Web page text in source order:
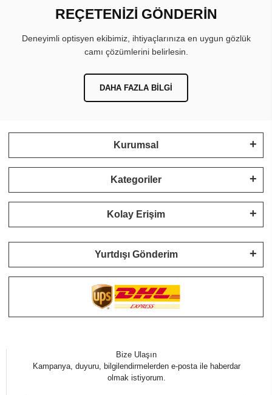
REÇETENİZİ GÖNDERİN
Deneyimli optisyen ekibimiz, ihtiyaçlarınıza en uygun gözlük
camı çözümlerini belirlesin.
DAHA FAZLA BILGI
Kurumsal
Kategoriler
Kolay Erişim
Yurtdışı Gönderim
Bize Ulaşın
Kampanya, duyuru, bilgilendirmelerden e-posta ile haberdar
olmak istiyorum.